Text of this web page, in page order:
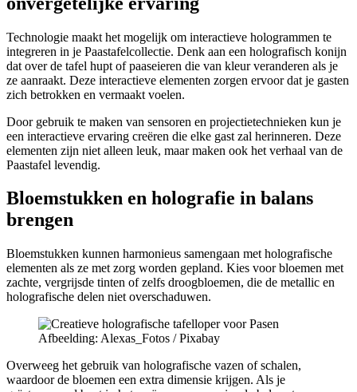
Technologie maakt het mogelijk om interactieve hologrammen te
integreren in je Paastafelcollectie. Denk aan een holografisch konijn
dat over de tafel hupt of paaseieren die van kleur veranderen als je
ze aanraakt. Deze interactieve elementen zorgen ervoor dat je gasten
zich betrokken en vermaakt voelen.
Door gebruik te maken van sensoren en projectietechnieken kun je
een interactieve ervaring creëren die elke gast zal herinneren. Deze
elementen zijn niet alleen leuk, maar maken ook het verhaal van de
Paastafel levendig.
Bloemstukken en holografie in balans
brengen
Bloemstukken kunnen harmonieus samengaan met holografische
elementen als ze met zorg worden gepland. Kies voor bloemen met
zachte, vergrijsde tinten of zelfs droogbloemen, die de metallic en
holografische delen niet overschaduwen.
Afbeelding: Alexas_Fotos / Pixabay
Overweeg het gebruik van holografische vazen of schalen,
waardoor de bloemen een extra dimensie krijgen. Als je